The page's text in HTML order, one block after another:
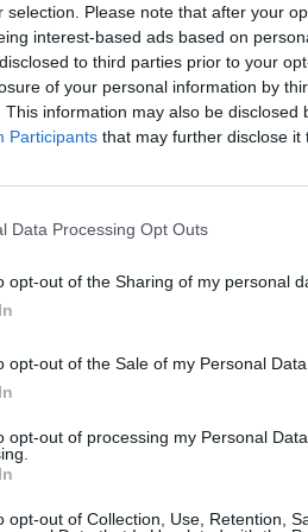
selection. Please note that after your
interest-based ads based on
to third parties prior to your
of your personal information by
This information may also be disclosed
Participants that may further disclose it
Data Processing Opt Outs
opt-out of the Sharing of my personal
opt-out of the Sale of my Personal Data.
opt-out of processing my Personal
opt-out of Collection, Use, Retention,
afectada per una forta
es va estavellar. Una cosa així
està il·lès. Realment ens hem
classificació general contínua
i Aron Canet amb 185. Jeremy
tres setmanes per Espanya i Àsia
del 14 al 16 d’octubre, en un
llunyana Austràlia.